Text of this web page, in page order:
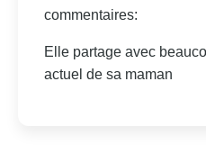
commentaires:
Elle partage avec
actuel de sa maman